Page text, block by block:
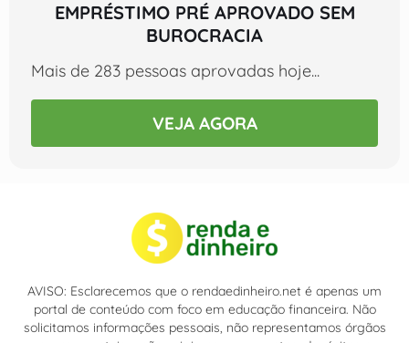
EMPRÉSTIMO PRÉ APROVADO SEM
BUROCRACIA
Mais de 283 pessoas aprovadas hoje...
VEJA AGORA
AVISO: Esclarecemos que o rendaedinheiro.net é apenas um
portal de conteúdo com foco em educação financeira. Não
solicitamos informações pessoais, não representamos órgãos